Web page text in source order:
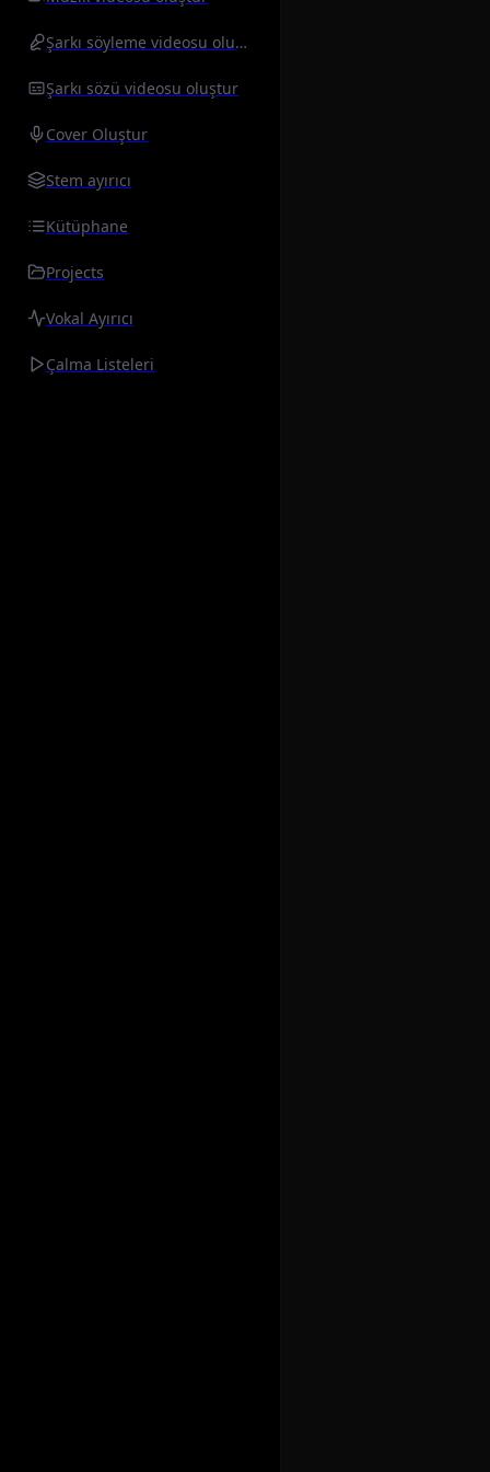
Şarkı söyleme videosu oluştur
Şarkı sözü videosu oluştur
Cover Oluştur
Stem ayırıcı
Kütüphane
Projects
Vokal Ayırıcı
Çalma Listeleri